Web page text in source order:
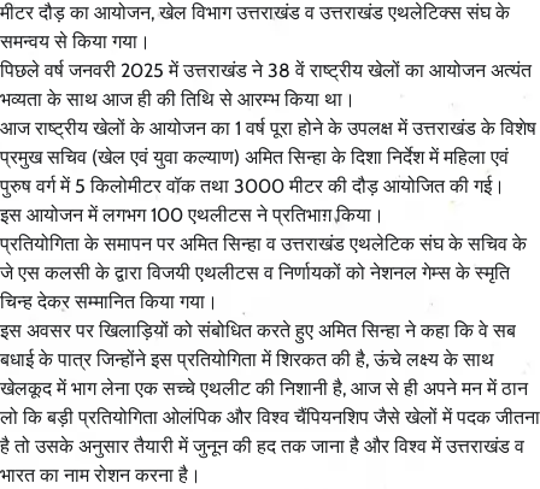
मीटर दौड़ का आयोजन, खेल विभाग उत्तराखंड व उत्तराखंड एथलेटिक्स संघ के
समन्वय से किया गया।
पिछले वर्ष जनवरी 2025 में उत्तराखंड ने 38 वें राष्ट्रीय खेलों का आयोजन अत्यंत
भव्यता के साथ आज ही की तिथि से आरम्भ किया था।
आज राष्ट्रीय खेलों के आयोजन का 1 वर्ष पूरा होने के उपलक्ष में उत्तराखंड के विशेष
प्रमुख सचिव (खेल एवं युवा कल्याण) अमित सिन्हा के दिशा निर्देश में महिला एवं
पुरुष वर्ग में 5 किलोमीटर वॉक तथा 3000 मीटर की दौड़ आयोजित की गई।
इस आयोजन में लगभग 100 एथलीटस ने प्रतिभाग़ किया।
प्रतियोगिता के समापन पर अमित सिन्हा व उत्तराखंड एथलेटिक संघ के सचिव के
जे एस कलसी के द्वारा विजयी एथलीटस व निर्णायकों को नेशनल गेम्स के स्मृति
चिन्ह देकर सम्मानित किया गया।
इस अवसर पर खिलाड़ियों को संबोधित करते हुए अमित सिन्हा ने कहा कि वे सब
बधाई के पात्र जिन्होंने इस प्रतियोगिता में शिरकत की है, ऊंचे लक्ष्य के साथ
खेलकूद में भाग लेना एक सच्चे एथलीट की निशानी है, आज से ही अपने मन में ठान
लो कि बड़ी प्रतियोगिता ओलंपिक और विश्व चैंपियनशिप जैसे खेलों में पदक जीतना
है तो उसके अनुसार तैयारी में जुनून की हद तक जाना है और विश्व में उत्तराखंड व
भारत का नाम रोशन करना है।